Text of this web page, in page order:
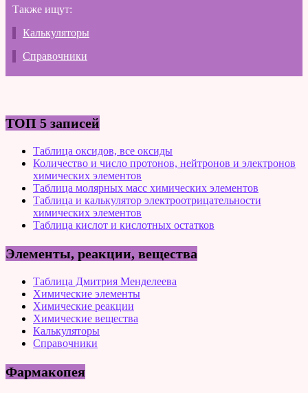
Также ищут:
Калькуляторы
Справочники
ТОП 5 записей
Таблица оксидов, все оксиды
Количество и число протонов, нейтронов и электронов
химических элементов
Таблица молярных масс химических элементов
Таблица и калькулятор электроотрицательности
химических элементов
Таблица кислот и кислотных остатков
Элементы, реакции, вещества
Таблица Дмитрия Менделеева
Химические элементы
Химические реакции
Химические вещества
Калькуляторы
Справочники
Фармакопея